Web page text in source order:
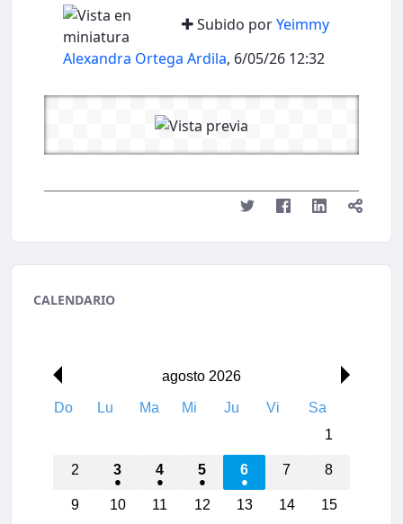
Subido porYeimmy
Alexandra Ortega Ardila, 6/05/26 12:32
CALENDARIO
agosto 2026
Do Lu Ma Mi Ju Vi
Sa
1
2 3 4 5 6 7 8
9 10 11 12 13 14 15
01:00